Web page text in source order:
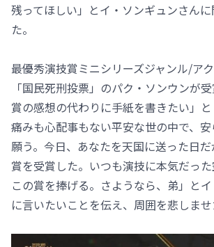
残ってほしい」とイ・ソンギュンさん
た。
最優秀演技賞ミニシリーズジャンル/アク
「国民死刑投票」のパク・ソンウンが
賞の感想の代わりに手紙を書きたい」と
痛みも心配事もない平安な世の中で、
願う。今日、あなたを天国に送った日
賞を受賞した。いつも演技に本気だっ
この賞を捧げる。さようなら、弟」と
に言いたいことを伝え、周囲を悲しませ